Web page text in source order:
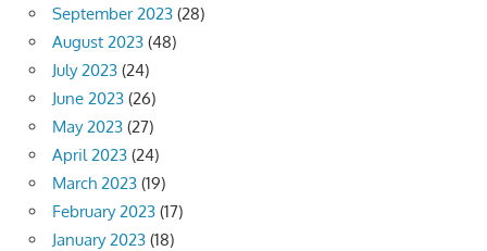
September 2023 (28)
August 2023 (48)
July 2023 (24)
June 2023 (26)
May 2023 (27)
April 2023 (24)
March 2023 (19)
February 2023 (17)
January 2023 (18)